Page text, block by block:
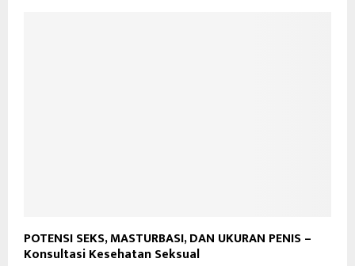
POTENSI SEKS, MASTURBASI, DAN UKURAN PENIS –
Konsultasi Kesehatan Seksual